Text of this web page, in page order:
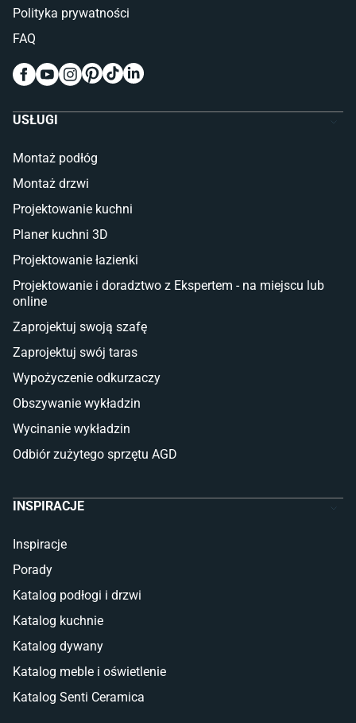
Pokój dziecięcy
Meble do pokoju dziecięcego
Komody dla dzieci
Łóżka dla dziecka (młodzieżowe)
Taras i balkon
Deski tarasowe kompozytowe
Sztuczna trawa miękka
Koce i pledy
Płytki na balkon
Lampy stojące LED
Płytki
Płytki betonowe
Płytki Cersanit
Płytki wielkoformatowe
Glazura
Płytki marmurowe
Polityka prywatności
FAQ
USŁUGI
Montaż podłóg
Montaż drzwi
Projektowanie kuchni
Planer kuchni 3D
Projektowanie łazienki
Projektowanie i doradztwo z Ekspertem - na miejscu lub
online
Zaprojektuj swoją szafę
Zaprojektuj swój taras
Wypożyczenie odkurzaczy
Obszywanie wykładzin
Wycinanie wykładzin
Odbiór zużytego sprzętu AGD
INSPIRACJE
Inspiracje
Porady
Katalog podłogi i drzwi
Katalog kuchnie
Katalog dywany
Katalog meble i oświetlenie
Katalog Senti Ceramica